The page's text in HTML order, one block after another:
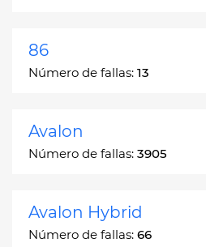
86
Número de fallas: 13
Avalon
Número de fallas: 3905
Avalon Hybrid
Número de fallas: 66